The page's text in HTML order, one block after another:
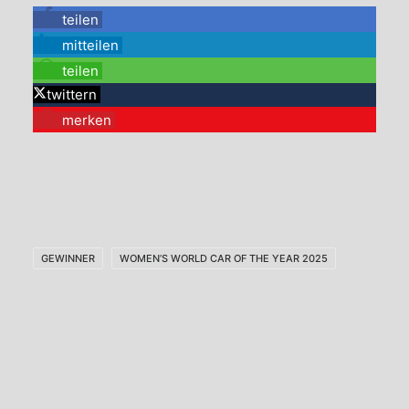
teilen
mitteilen
teilen
twittern
merken
GEWINNER WOMEN’S WORLD CAR OF THE YEAR 2025